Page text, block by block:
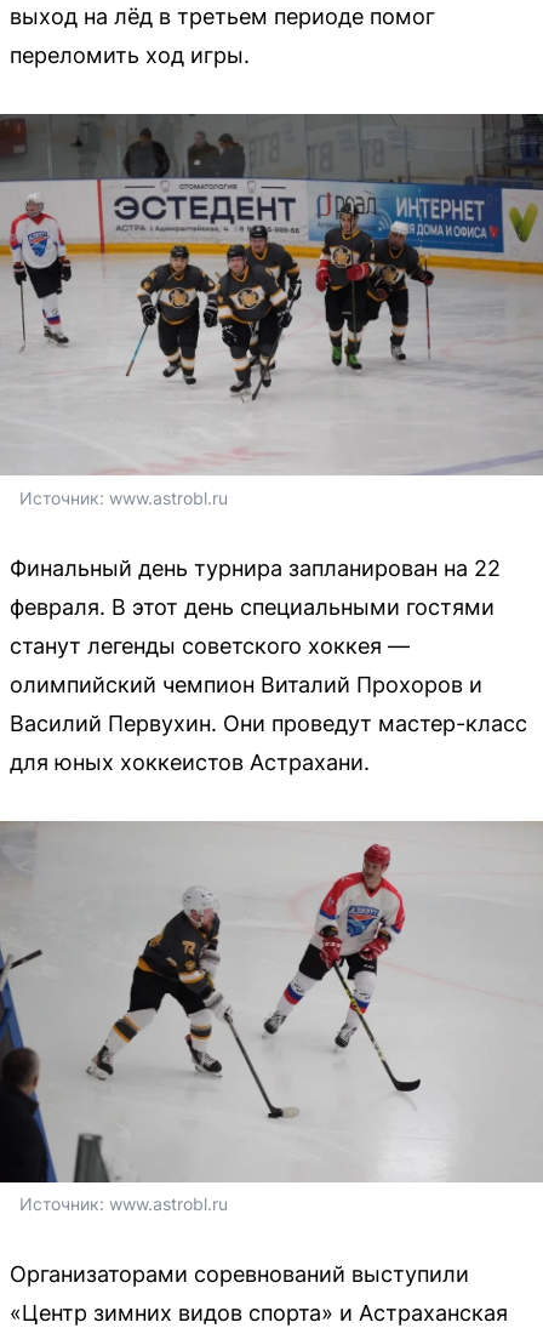
выход на лёд в третьем периоде помог
переломить ход игры.
Источник: www.astrobl.ru
Финальный день турнира запланирован на 22
февраля. В этот день специальными гостями
станут легенды советского хоккея —
олимпийский чемпион Виталий Прохоров и
Василий Первухин. Они проведут мастер-класс
для юных хоккеистов Астрахани.
Источник: www.astrobl.ru
Организаторами соревнований выступили
«Центр зимних видов спорта» и Астраханская